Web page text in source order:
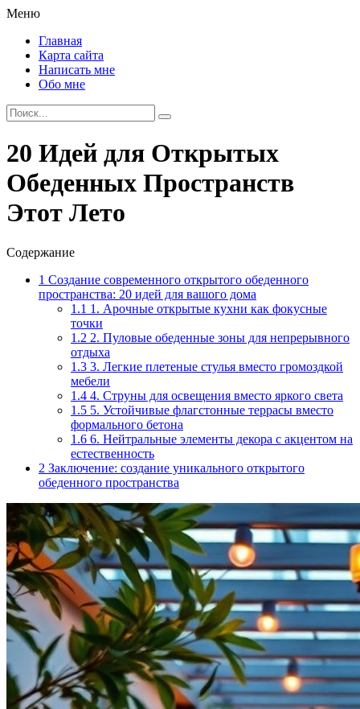
Меню
Главная
Карта сайта
Написать мне
Обо мне
20 Идей для Открытых
Обеденных Пространств
Этот Лето
Содержание
1 Создание современного открытого обеденного
пространства: 20 идей для вашого дома
1.1 1. Арочные открытые кухни как фокусные
точки
1.2 2. Пуловые обеденные зоны для непрерывного
отдыха
1.3 3. Легкие плетеные стулья вместо громоздкой
мебели
1.4 4. Струны для освещения вместо яркого света
1.5 5. Устойчивые флагстонные террасы вместо
формального бетона
1.6 6. Нейтральные элементы декора с акцентом на
естественность
2 Заключение: создание уникального открытого
обеденного пространства